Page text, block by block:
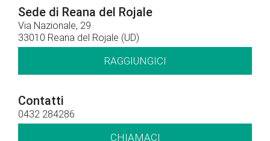
Sede di Reana del Rojale
Via Nazionale, 29
33010 Reana del Rojale (UD)
RAGGIUNGICI
Contatti
0432 284286
CHIAMACI